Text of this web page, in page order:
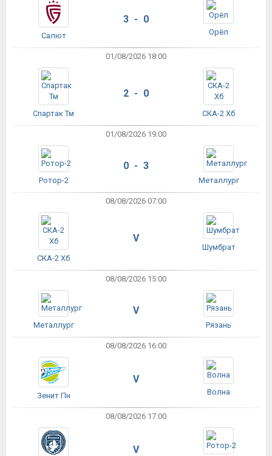
Салют
3 - 0
Орёл
01/08/2026 18:00
Спартак Тм
2 - 0
СКА-2 Хб
01/08/2026 19:00
Ротор-2
0 - 3
Металлург
08/08/2026 07:00
СКА-2 Хб
V
Шумбрат
08/08/2026 15:00
Металлург
V
Рязань
08/08/2026 16:00
Зенит Пн
V
Волна
08/08/2026 17:00
V